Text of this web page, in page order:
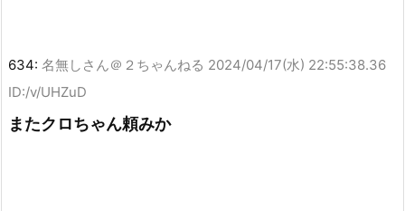
634: 名無しさん＠２ちゃんねる 2024/04/17(水) 22:55:38.36
ID:/v/UHZuD
またクロちゃん頼みか